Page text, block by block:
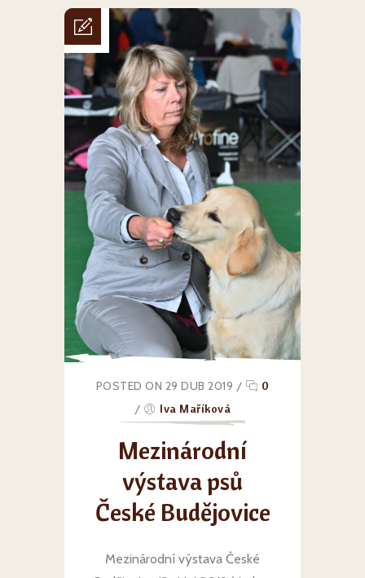
POSTED ON 29 DUB 2019 /
0
/
Iva Maříková
Mezinárodní
výstava psů
České Budějovice
Mezinárodní výstava České